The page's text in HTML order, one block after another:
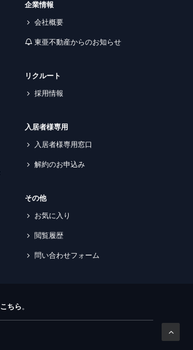
企業情報
会社概要
東亜不動産からのお知らせ
リクルート
採用情報
入居者様専用
入居者様専用窓口
解約のお申込み
その他
お気に入り
閲覧履歴
問い合わせフォーム
こちら。